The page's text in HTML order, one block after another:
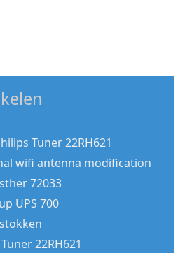
Tuner 22RH621
wifi antenna modification
72033
UPS 700
22RH621